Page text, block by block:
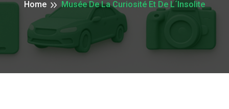
Home Musée De La Curiosité Et De L´Insolite